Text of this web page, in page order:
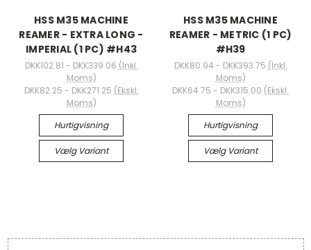
HSS M35 MACHINE
REAMER - EXTRA LONG -
IMPERIAL (1 PC) #H43
DKK102.81 - DKK339.06 (Inkl.
Moms)
DKK82.25 - DKK271.25 (Ekskl.
Moms)
Hurtigvisning
Vælg Variant
HSS M35 MACHINE
REAMER - METRIC (1 PC)
#H39
DKK80.94 - DKK393.75 (Inkl.
Moms)
DKK64.75 - DKK315.00 (Ekskl.
Moms)
Hurtigvisning
Vælg Variant